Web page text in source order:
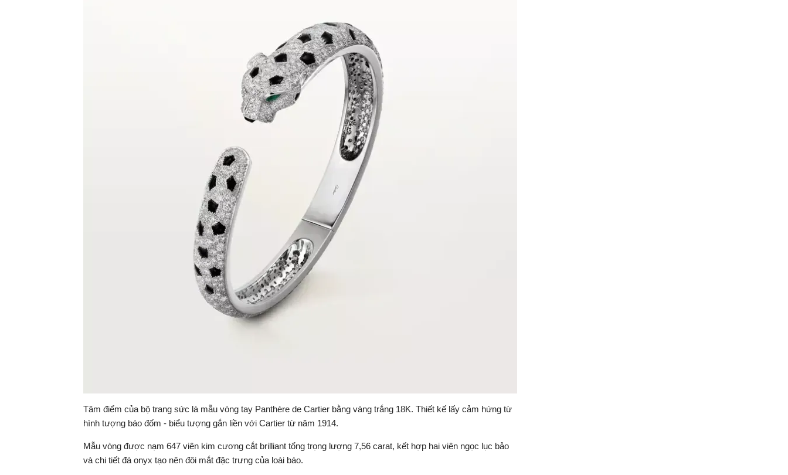
Tâm điểm của bộ trang sức là mẫu vòng tay Panthère de Cartier bằng vàng trắng 18K. Thiết kế lấy cảm hứng từ
hình tượng báo đốm - biểu tượng gắn liền với Cartier từ năm 1914.
Mẫu vòng được nạm 647 viên kim cương cắt brilliant tổng trọng lượng 7,56 carat, kết hợp hai viên ngọc lục bảo
và chi tiết đá onyx tạo nên đôi mắt đặc trưng của loài báo.